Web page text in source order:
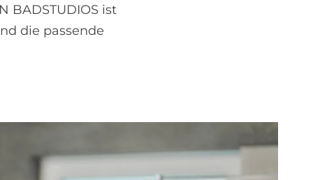
BADSTUDIOS ist
die passende